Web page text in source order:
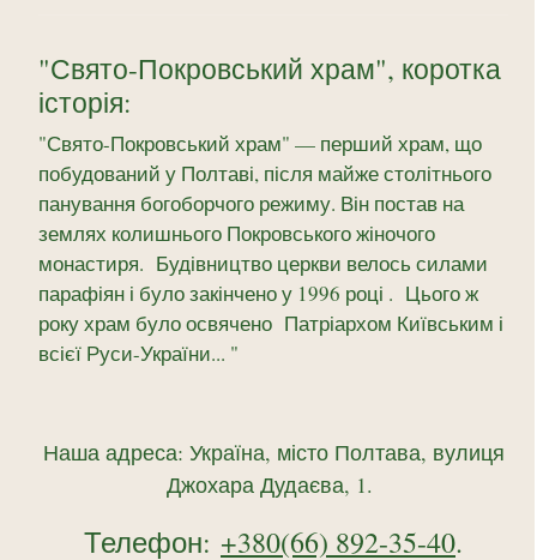
"Свято-Покровський храм", коротка
історія:
"Свято-Покровський храм" — перший храм, що
побудований у Полтаві, після майже столітнього
панування богоборчого режиму. Він постав на
землях колишнього Покровського жіночого
монастиря. Будівництво церкви велось силами
парафіян і було закінчено у 1996 році . Цього ж
року храм було освячено Патріархом Київським і
всієї Руси-України... "
Наша адреса: Україна, місто Полтава, вулиця
Джохара Дудаєва, 1.
Телефон: +380(66) 892-35-40.